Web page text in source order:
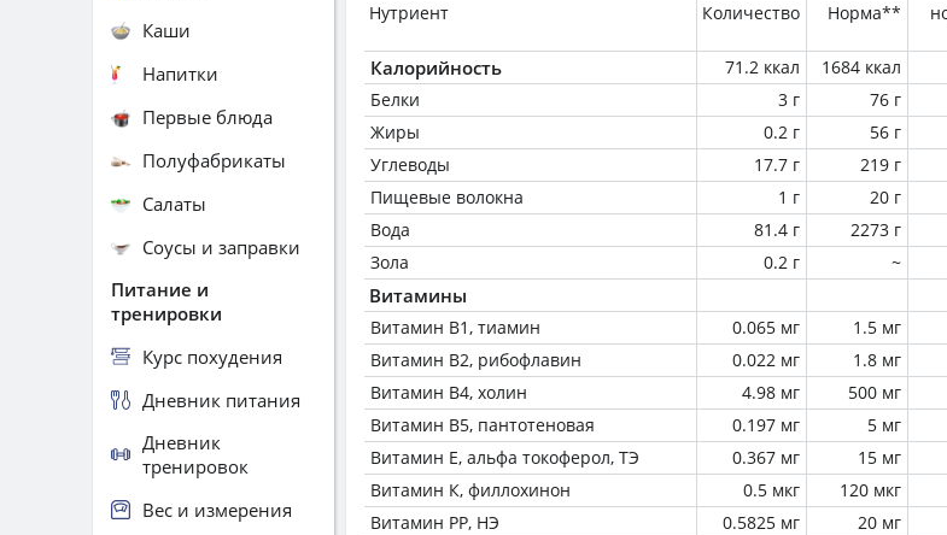
Нутриент Количество Норма**
Калорийность 71.2 ккал 1684 ккал
Белки
3 г 76 г
Жиры
0.2 г 56 г
Углеводы
17.7 г 219 г
Пищевые волокна
1 г 20 г
Вода
81.4 г 2273 г
Зола
0.2 г ~
Витамины
Витамин В1, тиамин 0.065 мг 1.5 мг
Витамин В2, рибофлавин
0.022 мг 1.8 мг
Витамин В4, холин
4.98 мг 500 мг
Витамин В5, пантотеновая
0.197 мг 5 мг
Витамин Е, альфа токоферол, ТЭ
0.367 мг 15 мг
Витамин К, филлохинон
0.5 мкг 120 мкг
Витамин РР, НЭ
0.5825 мг 20 мг
Каши
Напитки
Первые блюда
Полуфабрикаты
Салаты
Соусы и заправки
Питание и
тренировки
Курс похудения
Дневник питания
Дневник
тренировок
Вес и измерения